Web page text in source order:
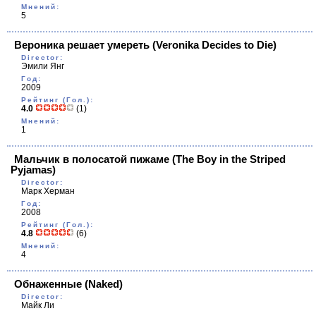
Мнений:
5
Вероника решает умереть (Veronika Decides to Die)
Director:
Эмили Янг
Год:
2009
Рейтинг (Гол.):
4.0 (1)
Мнений:
1
Мальчик в полосатой пижаме (The Boy in the Striped
Pyjamas)
Director:
Марк Херман
Год:
2008
Рейтинг (Гол.):
4.8 (6)
Мнений:
4
Обнаженные (Naked)
Director:
Майк Ли